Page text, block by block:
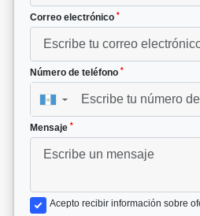
Correo electrónico *
Número de teléfono *
▼
Mensaje *
Acepto recibir información sobre